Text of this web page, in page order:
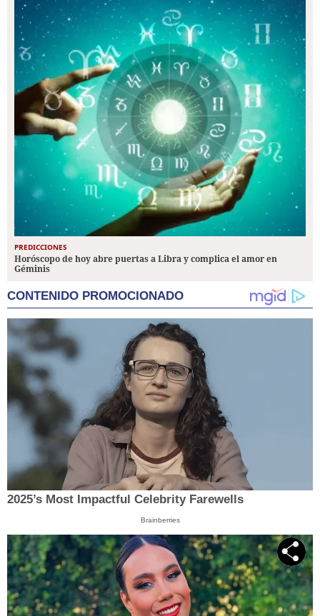
PREDICCIONES
Horóscopo de hoy abre puertas a Libra y complica el amor en
Géminis
CONTENIDO PROMOCIONADO
2025’s Most Impactful Celebrity Farewells
Brainberries